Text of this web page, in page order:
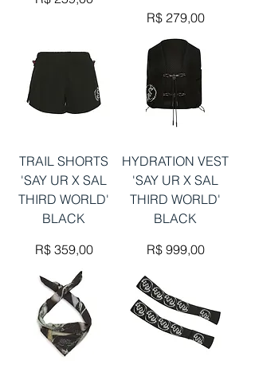
Preço
R$ 279,00
TRAIL SHORTS
'SAY UR X SAL
THIRD WORLD'
BLACK
Preço
R$ 359,00
HYDRATION VEST
'SAY UR X SAL
THIRD WORLD'
BLACK
Preço
R$ 999,00